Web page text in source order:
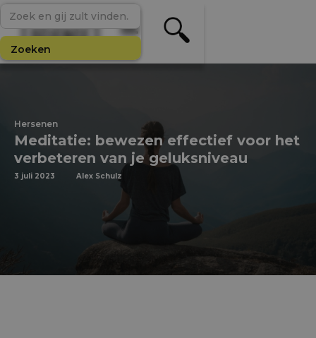
Hersenen
Meditatie: bewezen effectief voor het
verbeteren van je geluksniveau
3 juli 2023 Alex Schulz